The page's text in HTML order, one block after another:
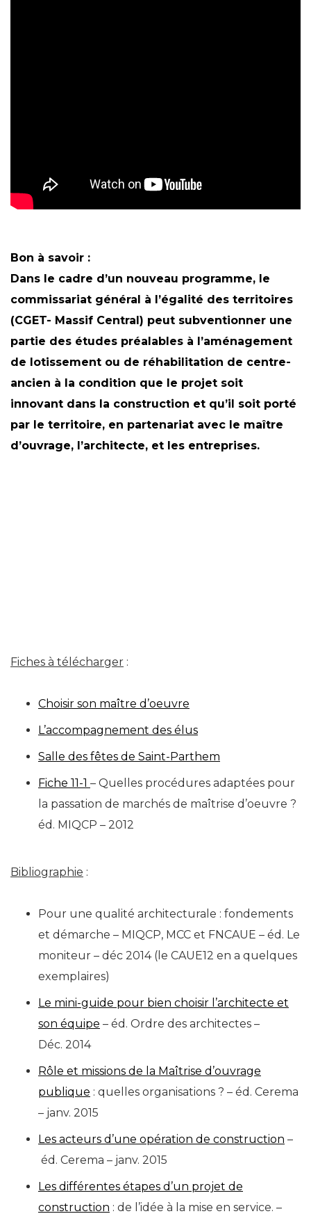
Bon à savoir :
Dans le cadre d’un nouveau programme, le
commissariat général à l’égalité des territoires
(CGET- Massif Central) peut subventionner une
partie des études préalables à l’aménagement
de lotissement ou de réhabilitation de centre-
ancien à la condition que le projet soit
innovant dans la construction et qu’il soit porté
par le territoire, en partenariat avec le maître
d’ouvrage, l’architecte, et les entreprises.
Fiches à télécharger :
Choisir son maître d’oeuvre
L’accompagnement des élus
Salle des fêtes de Saint-Parthem
Fiche 11-1 – Quelles procédures adaptées pour
la passation de marchés de maîtrise d’oeuvre ?
éd. MIQCP – 2012
Bibliographie :
Pour une qualité architecturale : fondements
et démarche – MIQCP, MCC et FNCAUE – éd. Le
moniteur – déc 2014 (le CAUE12 en a quelques
exemplaires)
Le mini-guide pour bien choisir l’architecte et
son équipe – éd. Ordre des architectes –
Déc. 2014
Rôle et missions de la Maîtrise d’ouvrage
publique : quelles organisations ? – éd. Cerema
– janv. 2015
Les acteurs d’une opération de construction –
éd. Cerema – janv. 2015
Les différentes étapes d’un projet de
construction : de l’idée à la mise en service. –